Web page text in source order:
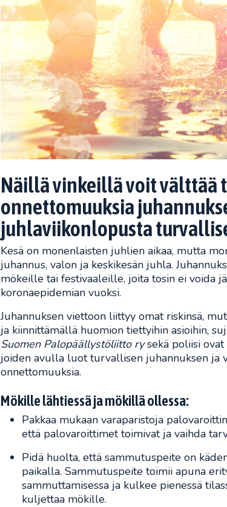
Näillä vinkeillä voit välttää
onnettomuuksia
juhlaviikonlopusta
Kesä on monenlaisten juhlien aikaa, mutta
juhannus, valon ja keskikesän juhla.
mökeille tai festivaaleille, joita tosin ei voida
koronaepidemian vuoksi.
Juhannuksen viettoon liittyy omat riskinsä,
ja kiinnittämällä huomion tiettyihin asioihin,
Suomen Palopäällystöliitto rysekä poliisi ovat
joiden avulla luot turvallisen juhannuksen ja
onnettomuuksia.
Mökille lähtiessä ja mökillä ollessa:
Pakkaa mukaan varaparistoja
että palovaroittimet toimivat ja vaihda
Pidä huolta, että sammutuspeite on
paikalla. Sammutuspeite toimii apuna
sammuttamisessa ja kulkee pienessä
kuljettaa mökille.